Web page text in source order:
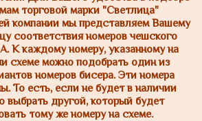
торговой марки "Светлица"
компании мы представляем Вашему
соответствия номеров чешского
К каждому номеру, указанному на
схеме можно подобрать один из
номеров бисера. Эти номера
То есть, если не будет в наличии
выбрать другой, который будет
тому же номеру на схеме.